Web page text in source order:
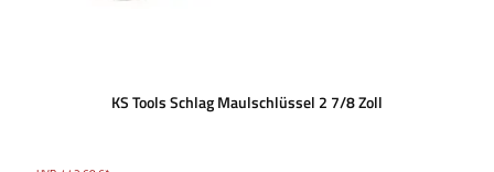
KS Tools Schlag Maulschlüssel 2 7/8 Zoll